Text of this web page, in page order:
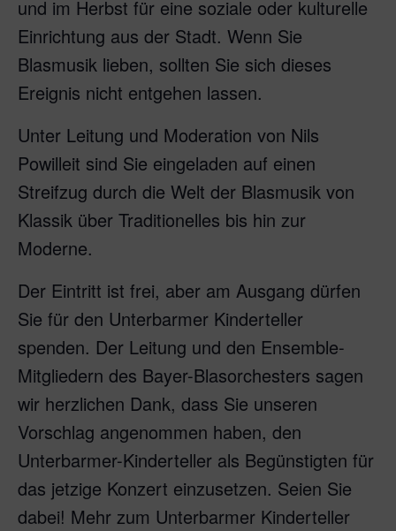
und im Herbst für eine soziale oder kulturelle
Einrichtung aus der Stadt. Wenn Sie
Blasmusik lieben, sollten Sie sich dieses
Ereignis nicht entgehen lassen.
Unter Leitung und Moderation von Nils
Powilleit sind Sie eingeladen auf einen
Streifzug durch die Welt der Blasmusik von
Klassik über Traditionelles bis hin zur
Moderne.
Der Eintritt ist frei, aber am Ausgang dürfen
Sie für den Unterbarmer Kinderteller
spenden. Der Leitung und den Ensemble-
Mitgliedern des Bayer-Blasorchesters sagen
wir herzlichen Dank, dass Sie unseren
Vorschlag angenommen haben, den
Unterbarmer-Kinderteller als Begünstigten für
das jetzige Konzert einzusetzen. Seien Sie
dabei! Mehr zum Unterbarmer Kinderteller